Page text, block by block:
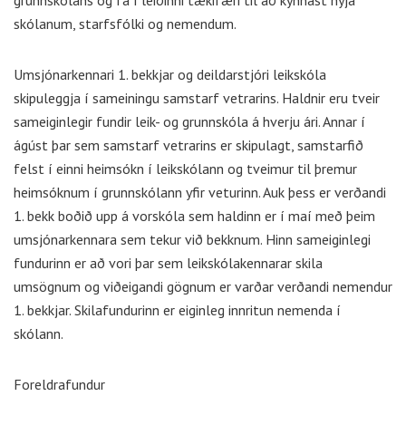
skólanum, starfsfólki og nemendum.
Umsjónarkennari 1. bekkjar og deildarstjóri leikskóla
skipuleggja í sameiningu samstarf vetrarins. Haldnir eru tveir
sameiginlegir fundir leik- og grunnskóla á hverju ári. Annar í
ágúst þar sem samstarf vetrarins er skipulagt, samstarfið
felst í einni heimsókn í leikskólann og tveimur til þremur
heimsóknum í grunnskólann yfir veturinn. Auk þess er verðandi
1. bekk boðið upp á vorskóla sem haldinn er í maí með þeim
umsjónarkennara sem tekur við bekknum. Hinn sameiginlegi
fundurinn er að vori þar sem leikskólakennarar skila
umsögnum og viðeigandi gögnum er varðar verðandi nemendur
1. bekkjar. Skilafundurinn er eiginleg innritun nemenda í
skólann.
Foreldrafundur